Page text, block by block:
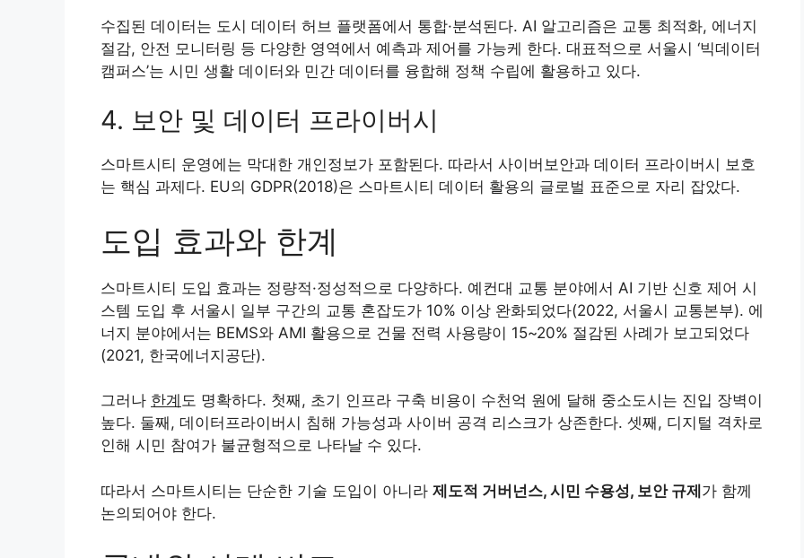
수집된 데이터는 도시 데이터 허브 플랫폼에서 통합·분석된다. AI 알고리즘은 교통 최적화, 에너지
절감, 안전 모니터링 등 다양한 영역에서 예측과 제어를 가능케 한다. 대표적으로 서울시 ‘빅데이터
캠퍼스’는 시민 생활 데이터와 민간 데이터를 융합해 정책 수립에 활용하고 있다.
4. 보안 및 데이터 프라이버시
스마트시티 운영에는 막대한 개인정보가 포함된다. 따라서 사이버보안과 데이터 프라이버시 보호
는 핵심 과제다. EU의 GDPR(2018)은 스마트시티 데이터 활용의 글로벌 표준으로 자리 잡았다.
도입 효과와 한계
스마트시티 도입 효과는 정량적·정성적으로 다양하다. 예컨대 교통 분야에서 AI 기반 신호 제어 시
스템 도입 후 서울시 일부 구간의 교통 혼잡도가 10% 이상 완화되었다(2022, 서울시 교통본부). 에
너지 분야에서는 BEMS와 AMI 활용으로 건물 전력 사용량이 15~20% 절감된 사례가 보고되었다
(2021, 한국에너지공단).
그러나 한계 도 명확하다. 첫째, 초기 인프라 구축 비용이 수천억 원에 달해 중소도시는 진입 장벽이
높다. 둘째, 데이터프라이버시 침해 가능성과 사이버 공격 리스크가 상존한다. 셋째, 디지털 격차로
인해 시민 참여가 불균형적으로 나타날 수 있다.
따라서 스마트시티는 단순한 기술 도입이 아니라 제도적 거버넌스, 시민 수용성, 보안 규제가 함께
논의되어야 한다.